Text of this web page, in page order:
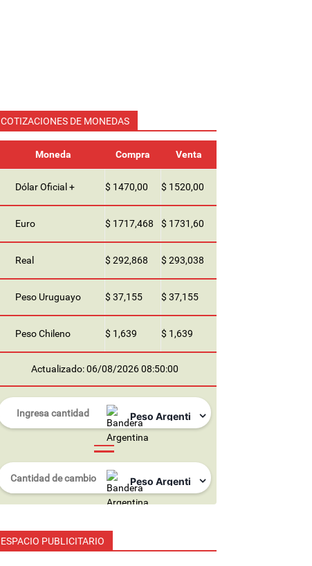
COTIZACIONES DE MONEDAS
Moneda Compra Venta
Dólar Oficial + $ 1470,00 $ 1520,00
Euro $ 1717,468 $ 1731,60
Real $ 292,868 $ 293,038
Peso Uruguayo $ 37,155 $ 37,155
Peso Chileno $ 1,639 $ 1,639
Actualizado: 06/08/2026 08:50:00
ESPACIO PUBLICITARIO